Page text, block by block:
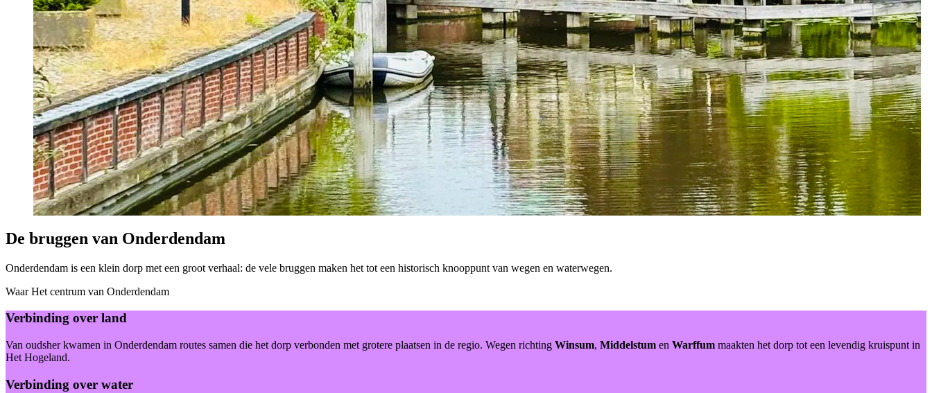
De bruggen van Onderdendam
Onderdendam is een klein dorp met een groot verhaal: de vele bruggen maken het tot een historisch knooppunt van wegen en waterwegen.
Waar Het centrum van Onderdendam
Verbinding over land
Van oudsher kwamen in Onderdendam routes samen die het dorp verbonden met grotere plaatsen in de regio. Wegen richting Winsum, Middelstum en Warffum maakten het dorp tot een levendig kruispunt in
Het Hogeland.
Verbinding over water